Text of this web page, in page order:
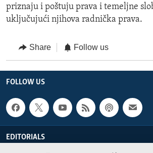
priznaju i poštuju prava i temeljne
uključujući njihova radnička prava.
Share Follow us
FOLLOW US
EDITORIALS